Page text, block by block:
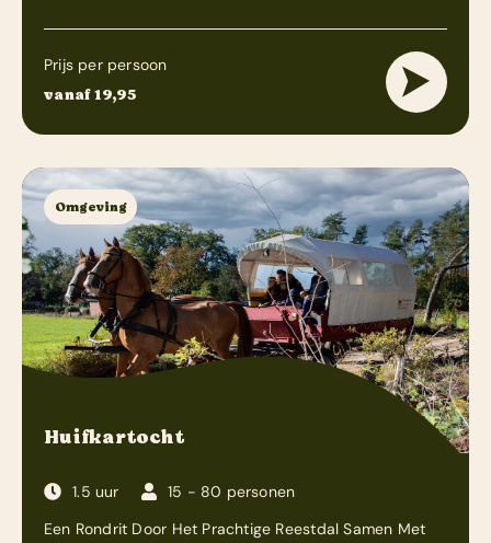
Prijs per persoon
vanaf 19,95
Omgeving
Huifkartocht
1.5 uur
15 - 80 personen
Een Rondrit Door Het Prachtige Reestdal Samen Met